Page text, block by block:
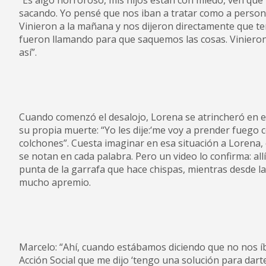
sacando. Yo pensé que nos iban a tratar como a
Vinieron a la mañana y nos dijeron directamente que
fueron llamando para que saquemos las cosas.
así”.
Cuando comenzó el desalojo, Lorena se atrincheró
su propia muerte: “Yo les dije:‘me voy a prender
colchones”. Cuesta imaginar en esa situación a
se notan en cada palabra. Pero un video lo confirma:
punta de la garrafa que hace chispas, mientras
mucho apremio.
Marcelo: “Ahí, cuando estábamos diciendo que no
Acción Social que me dijo ‘tengo una solución para